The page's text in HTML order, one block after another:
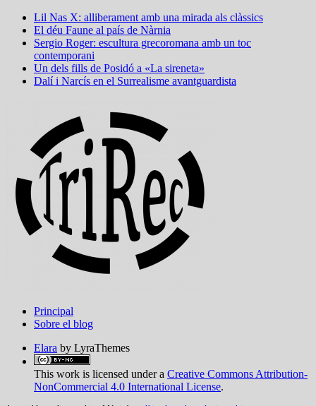
Lil Nas X: alliberament amb una mirada als clàssics
El déu Faune al país de Nàrnia
Sergio Roger: escultura grecoromana amb un toc
contemporani
Un dels fills de Posidó a «La sireneta»
Dalí i Narcís en el Surrealisme avantguardista
Principal
Sobre el blog
Elara by LyraThemes
This work is licensed under a Creative Commons Attribution-
NonCommercial 4.0 International License.